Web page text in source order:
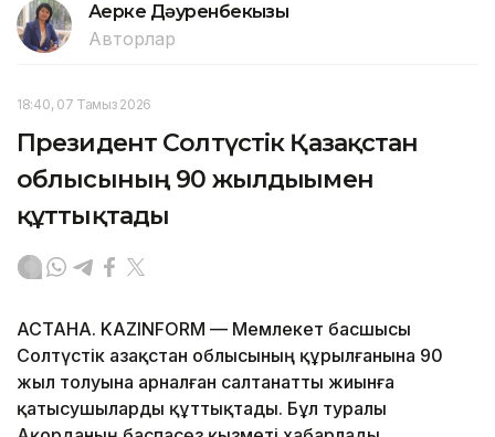
Ақерке Дәуренбекқызы
Авторлар
18:40, 07 Тамыз 2026
Президент Солтүстік Қазақстан
облысының 90 жылдығымен
құттықтады
АСТАНА. KAZINFORM — Мемлекет басшысы
Солтүстік Қазақстан облысының құрылғанына 90
жыл толуына арналған салтанатты жиынға
қатысушыларды құттықтады. Бұл туралы